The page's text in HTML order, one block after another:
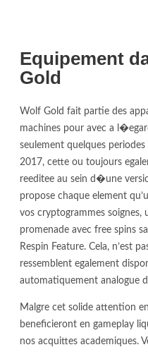
Equipement
Gold
Wolf Gold fait partie des
machines pour avec a
seulement quelques
2017, cette ou toujours
reeditee au sein d�une
propose chaque element
vos cryptogrammes soignes,
promenade avec free spins
Respin Feature. Cela, n’est
ressemblent egalement
automatiquement analogue
Malgre cet solide attention
beneficieront en gameplay
nos acquittes academiques.